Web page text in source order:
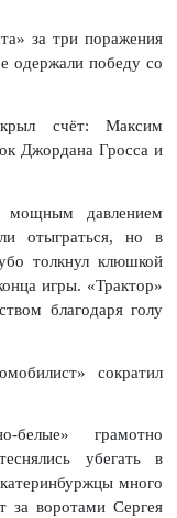
за три поражения
одержали победу со
счёт: Максим
Джордана Гросса и
мощным давлением
отыграться, но в
толкнул клюшкой
игры. «Трактор»
благодаря голу
сократил
белые» грамотно
убегать в
много
за воротами Сергея